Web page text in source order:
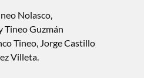
Nolasco,
Tineo Guzmán
Tineo, Jorge Castillo
Villeta.